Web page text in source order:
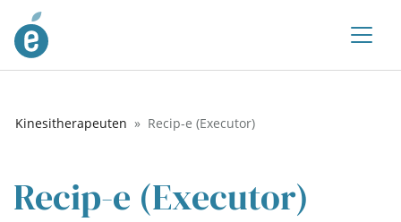
Kinesitherapeuten Recip-e (Executor)
Recip-e (Executor)